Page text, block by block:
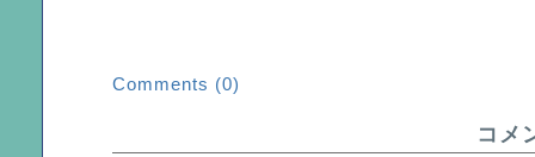
Comments (0)
コメ